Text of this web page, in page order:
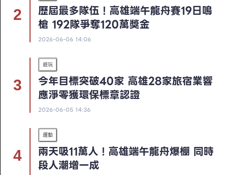
歷屆最多隊伍！高雄端午龍舟賽19日鳴
槍 192隊爭奪120萬獎金
2026-06-06 14:06
遊玩
今年目標突破40家 高雄28家旅宿業響
應淨零獲環保標章認證
2026-06-05 14:36
運動
兩天吸11萬人！高雄端午龍舟爆棚 同時
段人潮增一成